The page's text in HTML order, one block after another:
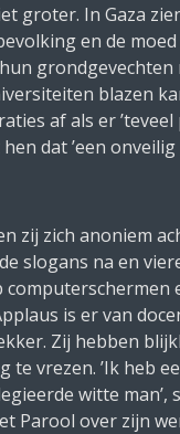
groter. In Gaza
en de
grondgevechten
blazen
af als er ’teveel
dat ’een onveilig
zij zich anoniem
slogans na en
is er van
Zij hebben
te vrezen. ’Ik heb
witte man’,
Parool over zijn